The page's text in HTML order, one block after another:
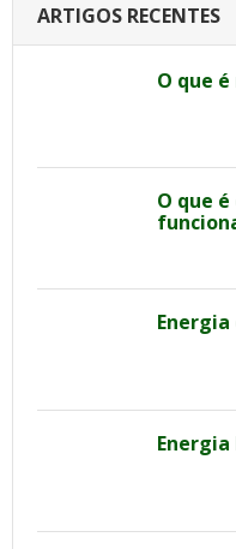
ARTIGOS RECENTES
O que
O que
Energia